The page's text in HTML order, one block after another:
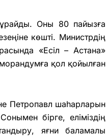
Оны 80 пайызға
көшті. Министрдің
«Есіл – Астана»
қол қойылған
Петропавл шаһарларын
бірге, еліміздің
яғни баламалы